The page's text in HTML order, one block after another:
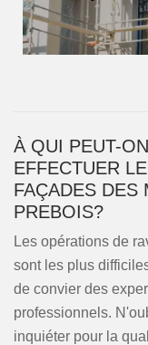
À QUI PEUT-
EFFECTUER
FAÇADES DES
PREBOIS?
Les opérations de
sont les plus
de convier des
professionnels.
inquiéter pour la